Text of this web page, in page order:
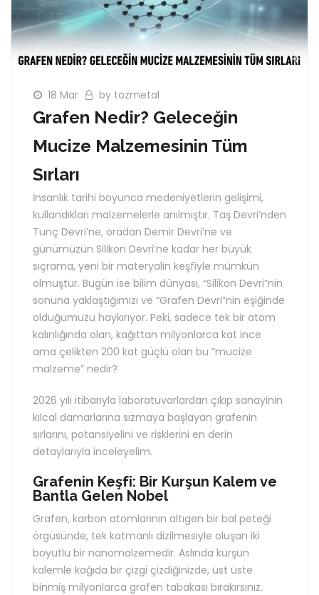
18 Mar by tozmetal
Grafen Nedir? Geleceğin
Mucize Malzemesinin Tüm
Sırları
İnsanlık tarihi boyunca medeniyetlerin gelişimi,
kullandıkları malzemelerle anılmıştır. Taş Devri’nden
Tunç Devri’ne, oradan Demir Devri’ne ve
günümüzün Silikon Devri’ne kadar her büyük
sıçrama, yeni bir materyalin keşfiyle mümkün
olmuştur. Bugün ise bilim dünyası, “Silikon Devri”nin
sonuna yaklaştığımızı ve “Grafen Devri”nin eşiğinde
olduğumuzu haykırıyor. Peki, sadece tek bir atom
kalınlığında olan, kağıttan milyonlarca kat ince
ama çelikten 200 kat güçlü olan bu “mucize
malzeme” nedir?
2026 yılı itibarıyla laboratuvarlardan çıkıp sanayinin
kılcal damarlarına sızmaya başlayan grafenin
sırlarını, potansiyelini ve risklerini en derin
detaylarıyla inceleyelim.
Grafenin Keşfi: Bir Kurşun Kalem ve
Bantla Gelen Nobel
Grafen, karbon atomlarının altıgen bir bal peteği
örgüsünde, tek katmanlı dizilmesiyle oluşan iki
boyutlu bir nanomalzemedir. Aslında kurşun
kalemle kağıda bir çizgi çizdiğinizde, üst üste
binmiş milyonlarca grafen tabakası bırakırsınız.